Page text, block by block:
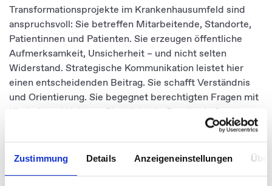
Zustimmung Details Anzeigeneinstellungen
Transformationsprojekte im Krankenhausumfeld sind
anspruchsvoll: Sie betreffen Mitarbeitende, Standorte,
Patientinnen und Patienten. Sie erzeugen öffentliche
Aufmerksamkeit, Unsicherheit – und nicht selten
Widerstand. Strategische Kommunikation leistet hier
einen entscheidenden Beitrag. Sie schafft Verständnis
und Orientierung. Sie begegnet berechtigten Fragen mit
Klarheit und Haltung. Sie stärkt die Bereitschaft zur
Veränderung – intern wie extern. Denn: Die Praxis zeigt,
viele Vorhaben scheitern nicht an der Maßnahme selbst,
sondern an mangelnder Akzeptanz. Kommunikation darf